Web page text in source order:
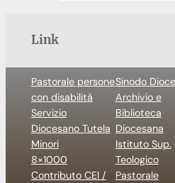
Link
Pastorale persone
con disabilità
Servizio
Diocesano Tutela
Minori
8×1000
Contributo CEI /
Sinodo
Archivio e
Biblioteca
Diocesana
Istituto Sup.
Teologico
Pastorale